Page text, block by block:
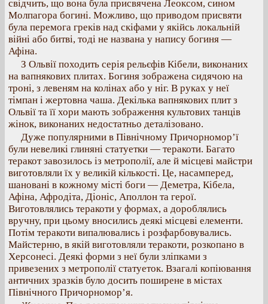
свідчить, що вона була присвячена Леоксом, сином
Молпагора богині. Можливо, що приводом присвяти
була перемога греків над скіфами у якійсь локальній
війні або битві, тоді не названа у напису богиня —
Афіна.
З Ольвії походить серія рельєфів Кібели, виконаних
на вапнякових плитах. Богиня зображена сидячою на
троні, з левеням на колінах або у ніг. В руках у неї
тімпан і жертовна чаша. Декілька вапнякових плит з
Ольвії та її хори мають зображення культових танців
жінок, виконаних недостатньо деталізовано.
Дуже популярними в Північному Причорномор’ї
були невеликі глиняні статуетки — теракоти. Багато
теракот завозилось із метрополії, але й місцеві майстри
виготовляли їх у великій кількості. Це, насамперед,
шановані в кожному місті боги — Деметра, Кібела,
Афіна, Афродіта, Діоніс, Аполлон та герої.
Виготовлялись теракоти у формах, а дороблялись
вручну, при цьому вносились деякі місцеві елементи.
Потім теракоти випалювались і розфарбовувались.
Майстерню, в якій виготовляли теракоти, розкопано в
Херсонесі. Деякі форми з неї були зліпками з
привезених з метрополії статуеток. Взагалі копіювання
античних зразків було досить поширене в містах
Північного Причорномор’я.